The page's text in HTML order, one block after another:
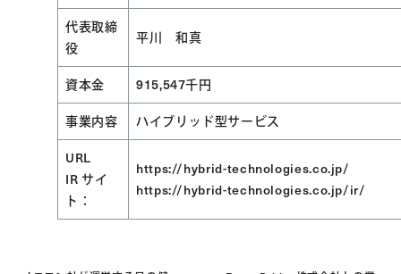
代表取締
役
平川 和真
資本金
915,547千円
事業内容
ハイブリッド型サービス
URL
IR サイ
ト：
https://hybrid-technologies.co.jp/
https://hybrid-technologies.co.jp/ir/